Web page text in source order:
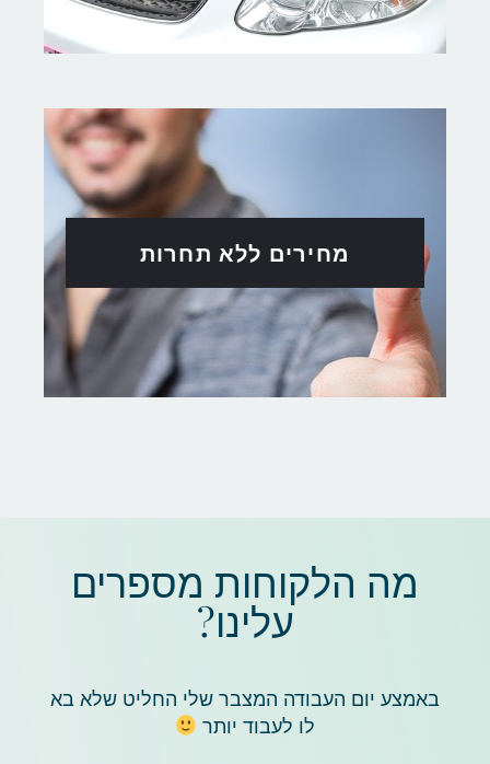
מחירים ללא תחרות
מה הלקוחות מספרים
עלינו?
באמצע יום העבודה המצבר שלי החליט שלא בא
לו לעבוד יותר